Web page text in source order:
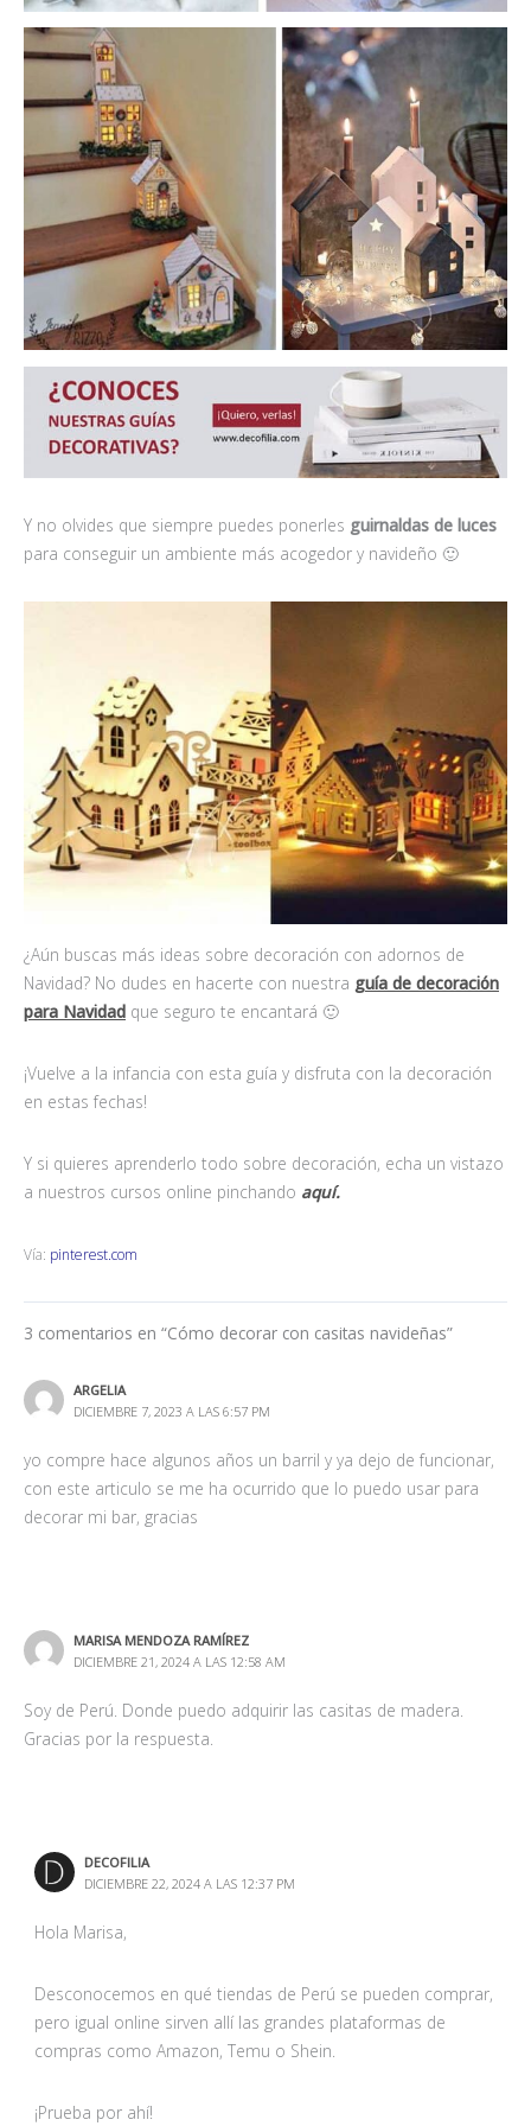
Y no olvides que siempre puedes ponerles guirnaldas de luces
para conseguir un ambiente más acogedor y navideño 🙂
¿Aún buscas más ideas sobre decoración con adornos de
Navidad? No dudes en hacerte con nuestra guía de decoración
para Navidad que seguro te encantará 🙂
¡Vuelve a la infancia con esta guía y disfruta con la decoración
en estas fechas!
Y si quieres aprenderlo todo sobre decoración, echa un vistazo
a nuestros cursos online pinchando aquí.
Vía: pinterest.com
3 comentarios en “Cómo decorar con casitas navideñas”
ARGELIA
DICIEMBRE 7, 2023 A LAS 6:57 PM
yo compre hace algunos años un barril y ya dejo de funcionar,
con este articulo se me ha ocurrido que lo puedo usar para
decorar mi bar, gracias
MARISA MENDOZA RAMÍREZ
DICIEMBRE 21, 2024 A LAS 12:58 AM
Soy de Perú. Donde puedo adquirir las casitas de madera.
Gracias por la respuesta.
DECOFILIA
DICIEMBRE 22, 2024 A LAS 12:37 PM
Hola Marisa,
Desconocemos en qué tiendas de Perú se pueden comprar,
pero igual online sirven allí las grandes plataformas de
compras como Amazon, Temu o Shein.
¡Prueba por ahí!